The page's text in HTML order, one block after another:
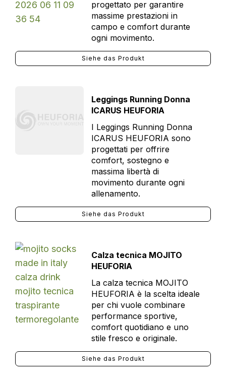
progettato per garantire
massime prestazioni in
campo e comfort durante
ogni movimento.
Siehe das Produkt
Leggings Running Donna
ICARUS HEUFORIA
I Leggings Running Donna
ICARUS HEUFORIA sono
progettati per offrire
comfort, sostegno e
massima libertà di
movimento durante ogni
allenamento.
Siehe das Produkt
Calza tecnica MOJITO
HEUFORIA
La calza tecnica MOJITO
HEUFORIA è la scelta ideale
per chi vuole combinare
performance sportive,
comfort quotidiano e uno
stile fresco e originale.
Siehe das Produkt